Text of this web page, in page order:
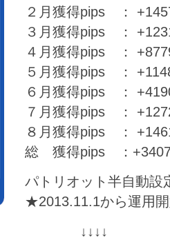
２月獲得pips ：
３月獲得pips ：
４月獲得pips ：
５月獲得pips ：
６月獲得pips ：
７月獲得pips ：
８月獲得pips ：
総 獲得pips ：
パトリオット半自動設
★2013.11.1から運用
↓↓↓↓